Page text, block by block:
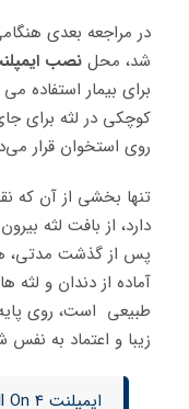
در مراجعه بعدی
شد، محل نصب
برای بیمار
کوچکی در لثه برای
روی استخوان قرار
تنها بخشی از آن که
دارد، از بافت لثه
پس از گذشت مدتی،
آماده از دندان و لثه
طبیعی است، روی
زیبا و اعتماد به نفس
ایمپلنت All On 4 چیست و چه کاربردی دارد؟